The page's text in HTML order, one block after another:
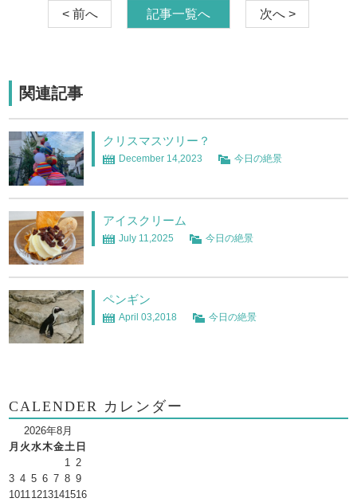
< 前へ 記事一覧へ 次へ >
関連記事
クリスマスツリー？
December 14,2023 今日の絶景
アイスクリーム
July 11,2025 今日の絶景
ペンギン
April 03,2018 今日の絶景
CALENDER カレンダー
2026年8月
月 火水木金土 日
1
2
3 4 5 6 7 8 9
1011 1213141516